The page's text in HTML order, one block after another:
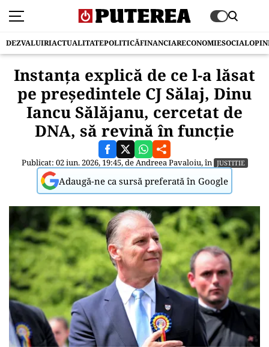
DEZVALUIRIACTUALITATEPOLITICĂFINANCIARECONOMIESOCIAL
Instanța explică de ce l-a lăsat
pe președintele CJ Sălaj, Dinu
Iancu Sălăjanu, cercetat de
DNA, să revină în funcție
Publicat: 02 iun. 2026, 19:45, deAndreea Pavaloiu, în JUSTITIE
Adaugă-ne ca sursă preferată în Google